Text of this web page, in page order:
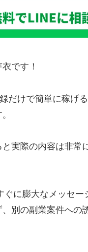
です！
だけで簡単に稼げ
と実際の内容は非常
ぐに膨大なメッセ
別の副業案件への